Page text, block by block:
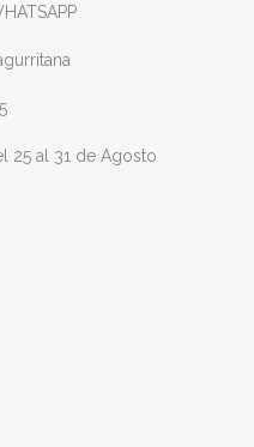
25 al 31 de Agosto